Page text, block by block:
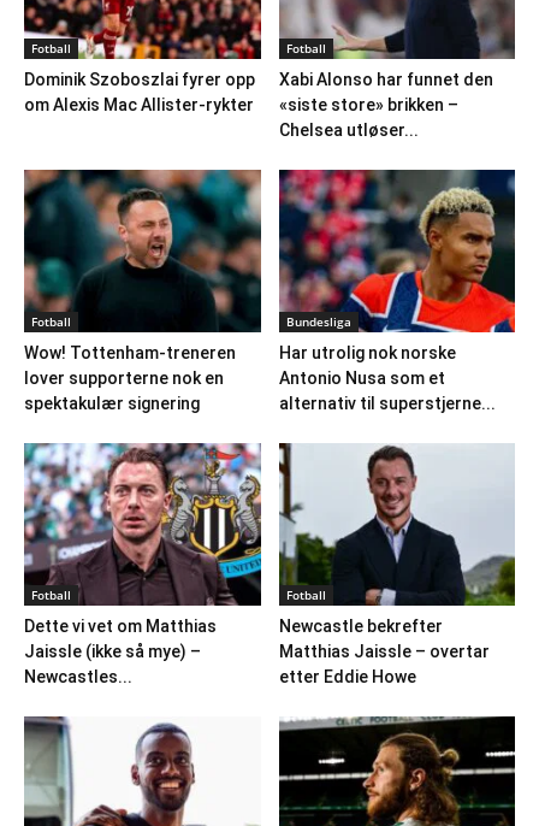
Fotball
Dominik Szoboszlai fyrer opp
om Alexis Mac Allister-rykter
Fotball
Xabi Alonso har funnet den
«siste store» brikken –
Chelsea utløser...
Fotball
Wow! Tottenham-treneren
lover supporterne nok en
spektakulær signering
Bundesliga
Har utrolig nok norske
Antonio Nusa som et
alternativ til superstjerne...
Fotball
Dette vi vet om Matthias
Jaissle (ikke så mye) –
Newcastles...
Fotball
Newcastle bekrefter
Matthias Jaissle – overtar
etter Eddie Howe